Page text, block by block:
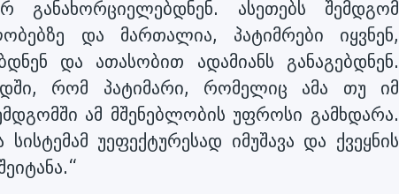
განახორციელებდნენ. ასეთებს შემდგომ
და მართალია, პატიმრები იყვნენ,
და ათასობით ადამიანს განაგებდნენ.
რომ პატიმარი, რომელიც ამა თუ იმ
ამ მშენებლობის უფროსი გამხდარა.
უეფექტურესად იმუშავა და ქვეყნის